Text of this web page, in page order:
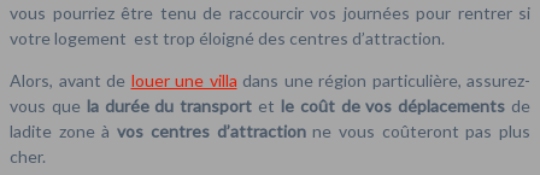
vous pourriez être tenu de raccourcir vos journées pour rentrer si
votre logement est trop éloigné des centres d’attraction.
Alors, avant de louer une villa dans une région particulière, assurez-
vous que la durée du transport et le coût de vos déplacements de
ladite zone àvos centres d’attractionne vous coûteront pas plus
cher.